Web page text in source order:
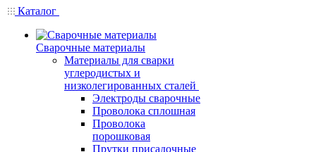
Каталог
Сварочные материалы
Материалы для сварки
углеродистых и
низколегированных сталей
Электроды сварочные
Проволока сплошная
Проволока
порошковая
Прутки присадочные